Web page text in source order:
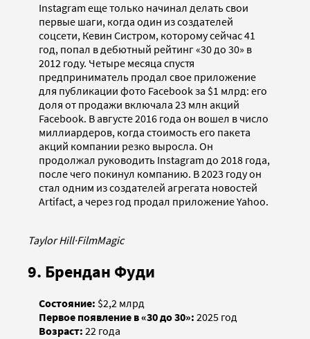
Instagram еще только начинал делать свои
первые шаги, когда один из создателей
соцсети, Кевин Систром, которому сейчас 41
год, попал в дебютный рейтинг «30 до 30» в
2012 году. Четыре месяца спустя
предприниматель продал свое приложение
для публикации фото Facebook за $1 млрд: его
доля от продажи включала 23 млн акций
Facebook. В августе 2016 года он вошел в число
миллиардеров, когда стоимость его пакета
акций компании резко выросла. Он
продолжал руководить Instagram до 2018 года,
после чего покинул компанию. В 2023 году он
стал одним из создателей агрегата новостей
Artifact, а через год продал приложение Yahoo.
Taylor Hill·FilmMagic
9. Брендан Фуди
Состояние: $2,2 млрд
Первое появление в «30 до 30»: 2025 год
Возраст: 22 года